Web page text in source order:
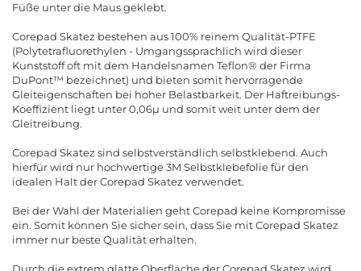
Füße unter die Maus geklebt.
Corepad Skatez bestehen aus 100% reinem Qualität-PTFE
(Polytetrafluorethylen - Umgangssprachlich wird dieser
Kunststoff oft mit dem Handelsnamen Teflon® der Firma
DuPont™ bezeichnet) und bieten somit hervorragende
Gleiteigenschaften bei hoher Belastbarkeit. Der Haftreibungs-
Koeffizient liegt unter 0,06µ und somit weit unter dem der
Gleitreibung.
Corepad Skatez sind selbstverständlich selbstklebend. Auch
hierfür wird nur hochwertige 3M Selbstklebefolie für den
idealen Halt der Corepad Skatez verwendet.
Bei der Wahl der Materialien geht Corepad keine Kompromisse
ein. Somit können Sie sicher sein, dass Sie mit Corepad Skatez
immer nur beste Qualität erhalten.